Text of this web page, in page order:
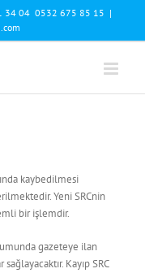
34 04 0532 675 85 15 |
kaybedilmesi
Yeni SRCnin
bir işlemdir.
gazeteye ilan
Kayıp SRC